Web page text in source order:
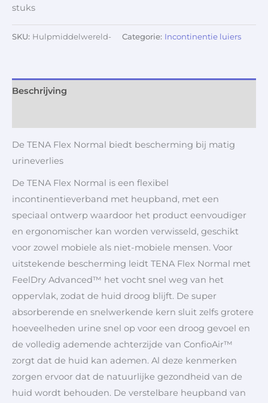
stuks
SKU: Hulpmiddelwereld- Categorie: Incontinentie luiers
Beschrijving
De TENA Flex Normal biedt bescherming bij matig
urineverlies
De TENA Flex Normal is een flexibel
incontinentieverband met heupband, met een
speciaal ontwerp waardoor het product eenvoudiger
en ergonomischer kan worden verwisseld, geschikt
voor zowel mobiele als niet-mobiele mensen. Voor
uitstekende bescherming leidt TENA Flex Normal met
FeelDry Advanced™ het vocht snel weg van het
oppervlak, zodat de huid droog blijft. De super
absorberende en snelwerkende kern sluit zelfs grotere
hoeveelheden urine snel op voor een droog gevoel en
de volledig ademende achterzijde van ConfioAir™
zorgt dat de huid kan ademen. Al deze kenmerken
zorgen ervoor dat de natuurlijke gezondheid van de
huid wordt behouden. De verstelbare heupband van